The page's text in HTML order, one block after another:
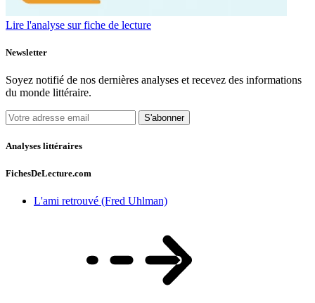
Lire l'analyse sur fiche de lecture
Newsletter
Soyez notifié de nos dernières analyses et recevez des informations
du monde littéraire.
S'abonner
Analyses littéraires
FichesDeLecture.com
L'ami retrouvé (Fred Uhlman)